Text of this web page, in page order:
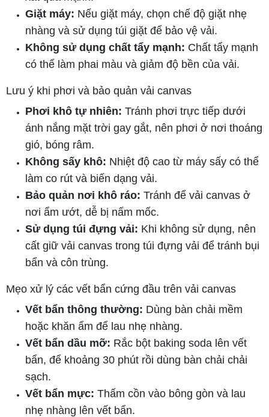
Giặt máy: Nếu giặt máy, chọn chế độ giặt nhẹ
nhàng và sử dụng túi giặt để bảo vệ vải.
Không sử dụng chất tẩy mạnh: Chất tẩy mạnh
có thể làm phai màu và giảm độ bền của vải.
Lưu ý khi phơi và bảo quản vải canvas
Phơi khô tự nhiên: Tránh phơi trực tiếp dưới
ánh nắng mặt trời gay gắt, nên phơi ở nơi thoáng
gió, bóng râm.
Không sấy khô: Nhiệt độ cao từ máy sấy có thể
làm co rút và biến dạng vải.
Bảo quản nơi khô ráo: Tránh để vải canvas ở
nơi ẩm ướt, dễ bị nấm mốc.
Sử dụng túi đựng vải: Khi không sử dụng, nên
cất giữ vải canvas trong túi đựng vải để tránh bụi
bẩn và côn trùng.
Mẹo xử lý các vết bẩn cứng đầu trên vải canvas
Vết bẩn thông thường: Dùng bàn chải mềm
hoặc khăn ẩm để lau nhẹ nhàng.
Vết bẩn dầu mỡ: Rắc bột baking soda lên vết
bẩn, để khoảng 30 phút rồi dùng bàn chải chải
sạch.
Vết bẩn mực: Thấm cồn vào bông gòn và lau
nhẹ nhàng lên vết bẩn.